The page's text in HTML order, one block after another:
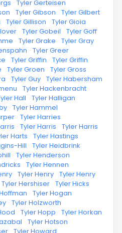
· Tyler Gerteisen
· Tyler Gibson · Tyler Gilbert
· Tyler Gillison · Tyler Gioia
· Tyler Gobeil · Tyler Goff
· Tyler Grake · Tyler Gray
· Tyler Greer
· Tyler Griffin · Tyler Griffin
· Tyler Groen · Tyler Gross
· Tyler Guy · Tyler Habersham
· Tyler Hackenbracht
Hall · Tyler Halligan
· Tyler Hammel
· Tyler Harries
· Tyler Harris · Tyler Harris
Harts · Tyler Hastings
Hill · Tyler Heidbrink
· Tyler Henderson
· Tyler Hennen
· Tyler Henry · Tyler Henry
Tyler Hershiser · Tyler Hicks
· Tyler Hogan
· Tyler Holzworth
· Tyler Hopp · Tyler Horkan
· Tyler Hotson